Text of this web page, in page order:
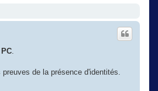
PC
de la présence d'identités.